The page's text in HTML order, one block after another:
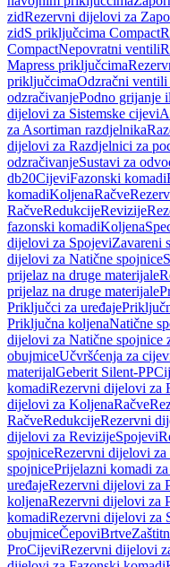
zidRezervni dijelovi za
zidS priključcima Compact
CompactNepovratni ventili
Mapress priključcima
priključcimaOdzračni ventili
odzračivanjePodno grijanje
dijelovi za Sistemske cijevi
za Asortiman razdjelnika
dijelovi za Razdjelnici za
odzračivanjeSustavi za
db20CijeviFazonski komadi
komadiKoljenaRačve
RačveRedukcijeRevizije
fazonski komadiKoljena
dijelovi za SpojeviZavareni
dijelovi za Natične spojnice
prijelaz na druge materijale
prijelaz na druge materijale
Priključci za uređaje
Priključna koljenaNatične
dijelovi za Natične spojnice
obujmiceUčvršćenja za
materijalGeberit Silent-PP
komadiRezervni dijelovi za
dijelovi za KoljenaRačve
RačveRedukcijeRezervni
dijelovi za RevizijeSpojevi
spojniceRezervni dijelovi za
spojnicePrijelazni komadi
uređajeRezervni dijelovi za
koljenaRezervni dijelovi za
komadiRezervni dijelovi za
obujmiceČepoviBrtve
ProCijeviRezervni dijelovi